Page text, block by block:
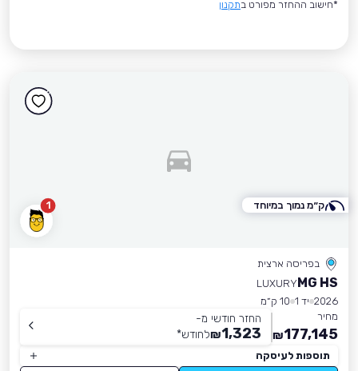
*חישוב ההחזר מפורט בתקנון
1
בפריסה ארצית
MG HS
LUXURY
2026 יד 1
10 ק״מ
מחיר
177,145
₪
החזר חודשי מ-
1,323
₪לחודש*
תוספות לעיסקה
ק״מ נמוך במיוחד